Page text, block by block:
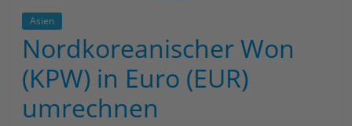
weitere
WordPress-
Website
Asien
Nordkoreanischer Won
(KPW) in Euro (EUR)
umrechnen